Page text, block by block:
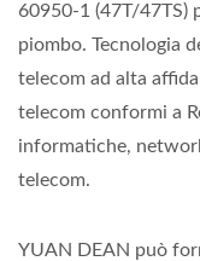
60950-1 (47T/47TS)
piombo. Tecnologia
telecom ad alta
telecom conformi a
informatiche,
telecom.
YUAN DEAN può